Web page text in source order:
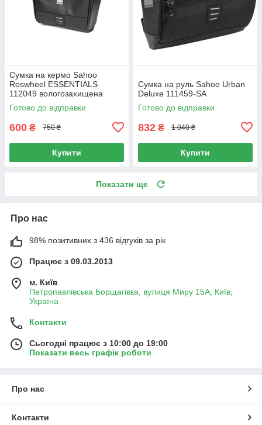
Сумка на кермо Sahoo
Roswheel ESSENTIALS
112049 вологозахищена
Готово до відправки
600 ₴ 750 ₴
Купити
Сумка на руль Sahoo Urban
Deluxe 111459-SA
Готово до відправки
832 ₴ 1 040 ₴
Купити
Показати ще
Про нас
98% позитивних з 436 відгуків за рік
Працює з 09.03.2013
м. Київ
Петропавлівська Борщагівка, вулиця Миру 15А, Київ,
Україна
Контакти
Сьогодні працює з 10:00 до 19:00
Показати весь графік роботи
Про нас
Контакти